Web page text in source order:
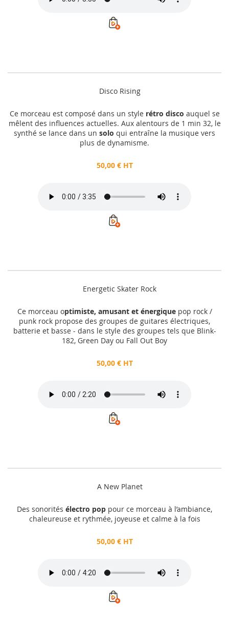
Disco Rising
Ce morceau est composé dans un style rétro disco auquel se
mêlent des influences actuelles. Aux alentours de 1 min 32, le
synthé se lance dans un solo qui entraîne la musique vers
plus de dynamisme.
50,00 € HT
Energetic Skater Rock
Ce morceau optimiste, amusant et énergiquepop rock /
punk rock propose des groupes de guitares électriques,
batterie et basse - dans le style des groupes tels que Blink-
182, Green Day ou Fall Out Boy
50,00 € HT
A New Planet
Des sonorités électro pop pour ce morceau à l’ambiance,
chaleureuse et rythmée, joyeuse et calme à la fois
50,00 € HT